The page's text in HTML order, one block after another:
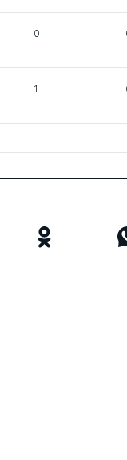
0
1